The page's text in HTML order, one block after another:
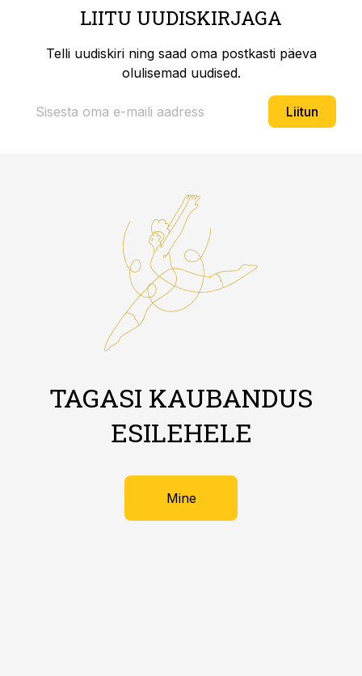
LIITU UUDISKIRJAGA
Telli uudiskiri ning saad oma postkasti päeva
olulisemad uudised.
Liitun
TAGASI KAUBANDUS
ESILEHELE
Mine